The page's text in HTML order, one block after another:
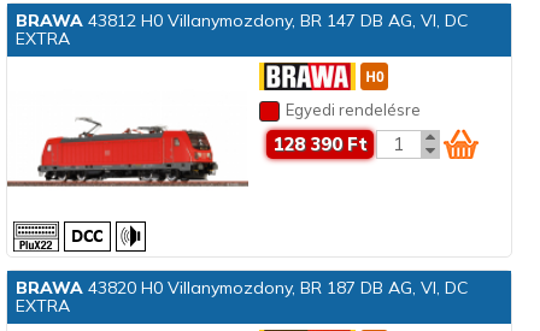
BRAWA43812 H0 Villanymozdony, BR 147 DB AG, VI, DC
EXTRA
Egyedi rendelésre
128 390 Ft
BRAWA43820 H0 Villanymozdony, BR 187 DB AG, VI, DC
EXTRA